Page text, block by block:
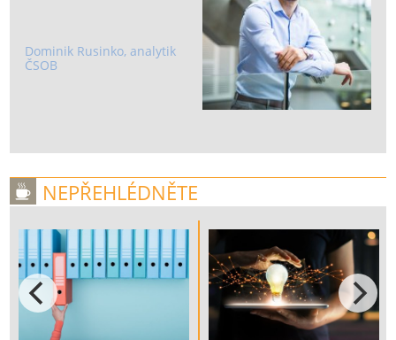
Dominik Rusinko, analytik
ČSOB
NEPŘEHLÉDNĚTE